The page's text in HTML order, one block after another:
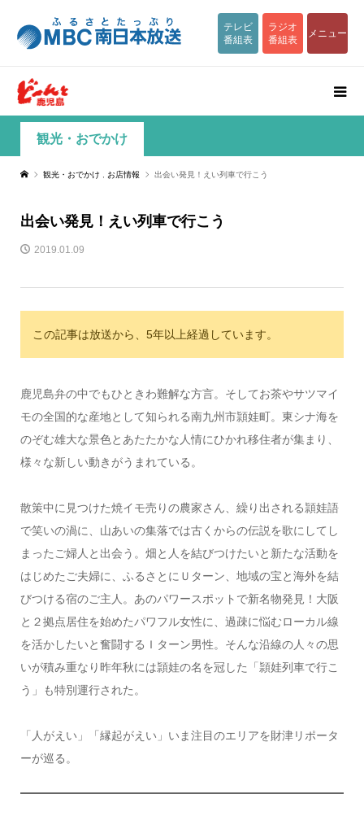
テレビ
番組表
ラジオ
番組表
メニュー
観光・おでかけ
観光・おでかけ お店情報 出会い発見！えい列車で行こう
出会い発見！えい列車で行こう
2019.01.09
この記事は放送から、5年以上経過しています。
鹿児島弁の中でもひときわ難解な方言。そしてお茶やサツマイ
モの全国的な産地として知られる南九州市頴娃町。東シナ海を
のぞむ雄大な景色とあたたかな人情にひかれ移住者が集まり、
様々な新しい動きがうまれている。
散策中に見つけた焼イモ売りの農家さん、繰り出される頴娃語
で笑いの渦に、山あいの集落では古くからの伝説を歌にしてし
まったご婦人と出会う。畑と人を結びつけたいと新たな活動を
はじめたご夫婦に、ふるさとにＵターン、地域の宝と海外を結
びつける宿のご主人。あのパワースポットで新名物発見！大阪
と２拠点居住を始めたパワフル女性に、過疎に悩むローカル線
を活かしたいと奮闘するＩターン男性。そんな沿線の人々の思
いが積み重なり昨年秋には頴娃の名を冠した「頴娃列車で行こ
う」も特別運行された。
「人がえい」「縁起がえい」いま注目のエリアを財津リポータ
ーが巡る。